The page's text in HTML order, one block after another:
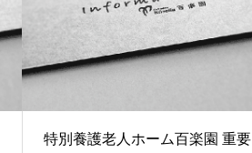
特別養護老人ホーム百楽園 重要